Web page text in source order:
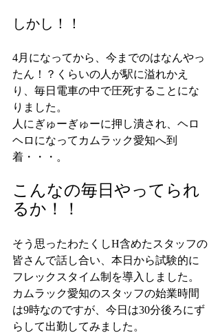
しかし！！
4月になってから、今までのはなんやっ
たん！？くらいの人が駅に溢れかえ
り、毎日電車の中で圧死することにな
りました。
人にぎゅーぎゅーに押し潰され、ヘロ
ヘロになってカムラック愛知へ到
着・・・。
こんなの毎日やってられ
るか！！
そう思ったわたくしH含めたスタッフの
皆さんで話し合い、本日から試験的に
フレックスタイム制を導入しました。
カムラック愛知のスタッフの始業時間
は9時なのですが、今日は30分後ろにず
らして出勤してみました。